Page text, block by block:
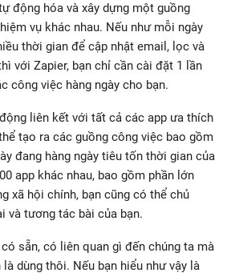
động hóa và xây dựng một guồng
vụ khác nhau. Nếu như mỗi ngày
thời gian để cập nhật email, lọc và
với Zapier, bạn chỉ cần cài đặt 1 lần
công việc hàng ngày cho bạn.
liên kết với tất cả các app ưa thích
tạo ra các guồng công việc bao gồm
đang hàng ngày tiêu tốn thời gian của
app khác nhau, bao gồm phần lớn
xã hội chính, bạn cũng có thể chủ
và tương tác bài của bạn.
sẵn, có liên quan gì đến chúng ta mà
dùng thôi. Nếu bạn hiểu như vậy là